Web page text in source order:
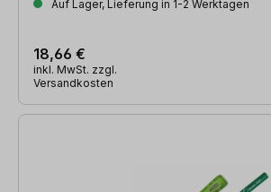
Auf Lager, Lieferung in 1-2 Werktagen
18,66 €
inkl. MwSt. zzgl.
Versandkosten